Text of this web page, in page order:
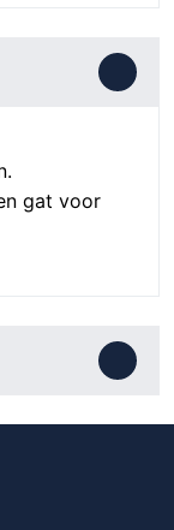
gat voor